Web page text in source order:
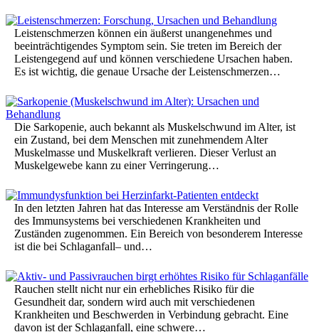
Leistenschmerzen können ein äußerst unangenehmes und
beeinträchtigendes Symptom sein. Sie treten im Bereich der
Leistengegend auf und können verschiedene Ursachen haben.
Es ist wichtig, die genaue Ursache der Leistenschmerzen…
Die Sarkopenie, auch bekannt als Muskelschwund im Alter, ist
ein Zustand, bei dem Menschen mit zunehmendem Alter
Muskelmasse und Muskelkraft verlieren. Dieser Verlust an
Muskelgewebe kann zu einer Verringerung…
In den letzten Jahren hat das Interesse am Verständnis der Rolle
des Immunsystems bei verschiedenen Krankheiten und
Zuständen zugenommen. Ein Bereich von besonderem Interesse
ist die bei Schlaganfall– und…
Rauchen stellt nicht nur ein erhebliches Risiko für die
Gesundheit dar, sondern wird auch mit verschiedenen
Krankheiten und Beschwerden in Verbindung gebracht. Eine
davon ist der Schlaganfall, eine schwere…